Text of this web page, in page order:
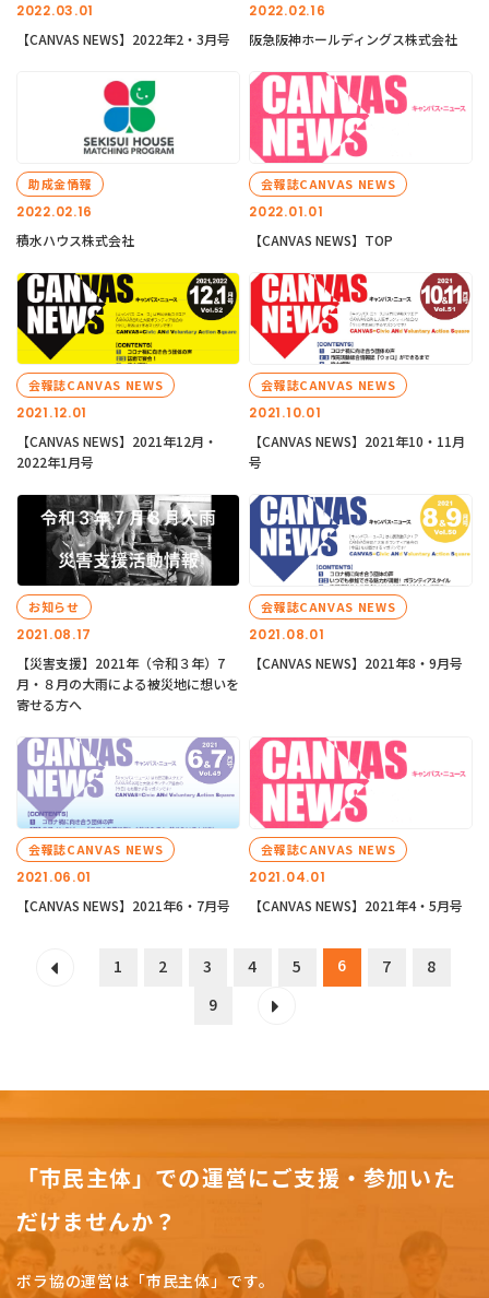
2022.03.01
【CANVAS NEWS】2022年2・3月号
2022.02.16
阪急阪神ホールディングス株式会社
2022.02.16
助成金情報
積水ハウス株式会社
2022.01.01
会報誌CANVAS NEWS
【CANVAS NEWS】TOP
2021.12.01
会報誌CANVAS NEWS
【CANVAS NEWS】2021年12月・
2022年1月号
2021.10.01
会報誌CANVAS NEWS
【CANVAS NEWS】2021年10・11月
号
2021.08.17
お知らせ
【災害支援】2021年（令和３年）7
月・８月の大雨による被災地に想いを
寄せる方へ
2021.08.01
会報誌CANVAS NEWS
【CANVAS NEWS】2021年8・9月号
2021.06.01
会報誌CANVAS NEWS
【CANVAS NEWS】2021年6・7月号
2021.04.01
会報誌CANVAS NEWS
【CANVAS NEWS】2021年4・5月号
1 2 3 4 5 6 7
8
9
「市民主体」での運営にご支援・参加いた
だけませんか？
ボラ協の運営は「市民主体」です。